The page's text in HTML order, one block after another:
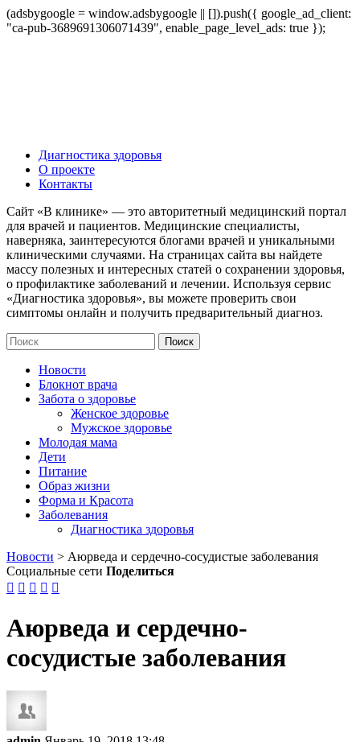
(adsbygoogle = window.adsbygoogle || []).push({ google_ad_client:
"ca-pub-3689691306071439", enable_page_level_ads: true });
Диагностика здоровья
О проекте
Контакты
Сайт «В клинике» — это авторитетный медицинский портал
для врачей и пациентов. Медицинские специалисты,
наверняка, заинтересуются блогами врачей и уникальными
клиническими случаями. На страницах сайта вы найдете
массу полезных и интересных статей о сохранении здоровья,
о профилактике заболеваний и лечении. Используя сервис
«Диагностика здоровья», вы можете проверить свои
симптомы онлайн и получить предварительный диагноз.
Новости
Блокнот врача
Забота о здоровье
Женское здоровье
Мужское здоровье
Молодая мама
Дети
Питание
Образ жизни
Форма и Красота
Заболевания
Диагностика здоровья
Новости > Аюрведа и сердечно-сосудистые заболевания
Социальные сети Поделиться
    
Аюрведа и сердечно-
сосудистые заболевания